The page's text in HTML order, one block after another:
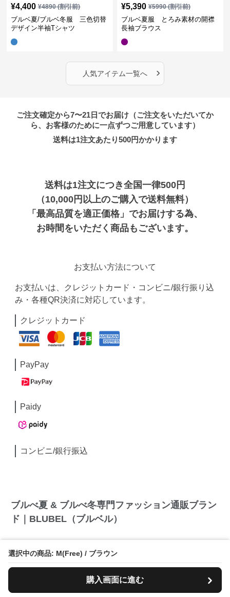
選択中の商品: M(Free) / ブラウン
購入画面に進む
¥4,400 ¥4890(割引前)
ブルベ夏/ブルベ冬服 三色切替
デザイン半袖Tシャツ
¥5,390 ¥5990(割引前)
ブルベ夏服 とろみ素材の開襟
長袖ブラウス
人気アイテム一覧へ ›
ご注文確定から7〜21日でお届け（ご注文をいただいてか
ら、お客様のために一点ずつご用意しています）
送料は1注文あたり500円かかります
送料は1注文につき全国一律500円
（10,000円以上のご購入で送料無料）
「最高品質を適正価格」でお届けする為、
お時間をいただく商品もございます。
お支払い方法について
お支払いは、クレジットカード・コンビニ/銀行振り込
み・各種QR決済に対応しています。
クレジットカード
PayPay
Paidy
コンビニ/銀行振込
ブルべ夏 & ブルべ冬専門ファッション通販ブラン
ド｜BLUBEL（ブルベル）
BULBEL（ブルベル）では、ブルベカラーに沿った
商品を2,000点以上揃えてます！毎月新商品が続々登